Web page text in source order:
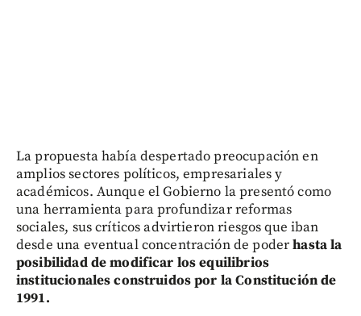
La propuesta había despertado preocupación en
amplios sectores políticos, empresariales y
académicos. Aunque el Gobierno la presentó como
una herramienta para profundizar reformas
sociales, sus críticos advirtieron riesgos que iban
desde una eventual concentración de poderhasta la
posibilidad de modificar los equilibrios
institucionales construidos por la Constitución de
1991.